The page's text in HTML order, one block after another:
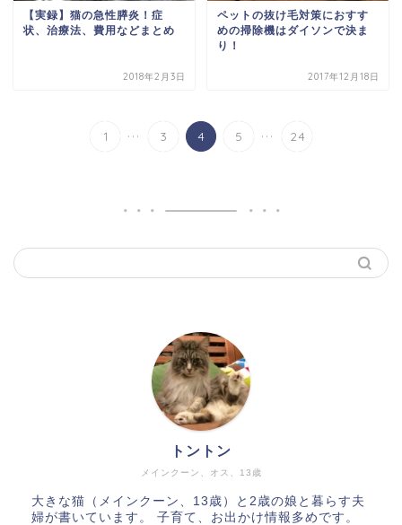
【実録】猫の急性膵炎！症
状、治療法、費用などまとめ
2018年2月3日
ペットの抜け毛対策におすす
めの掃除機はダイソンで決ま
り！
2017年12月18日
1 ... 3 4 5 ... 24
メインクーン、オス、13歳
トントン
大きな猫（メインクーン、13歳）と2歳の娘と暮らす夫
婦が書いています。 子育て、お出かけ情報多めです。